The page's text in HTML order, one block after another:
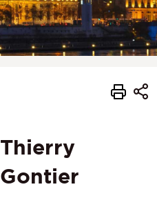
Thierry
Gontier